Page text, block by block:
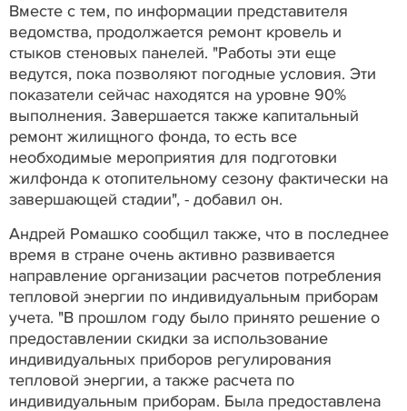
Вместе с тем, по информации представителя
ведомства, продолжается ремонт кровель и
стыков стеновых панелей. "Работы эти еще
ведутся, пока позволяют погодные условия. Эти
показатели сейчас находятся на уровне 90%
выполнения. Завершается также капитальный
ремонт жилищного фонда, то есть все
необходимые мероприятия для подготовки
жилфонда к отопительному сезону фактически на
завершающей стадии", - добавил он.
Андрей Ромашко сообщил также, что в последнее
время в стране очень активно развивается
направление организации расчетов потребления
тепловой энергии по индивидуальным приборам
учета. "В прошлом году было принято решение о
предоставлении скидки за использование
индивидуальных приборов регулирования
тепловой энергии, а также расчета по
индивидуальным приборам. Была предоставлена